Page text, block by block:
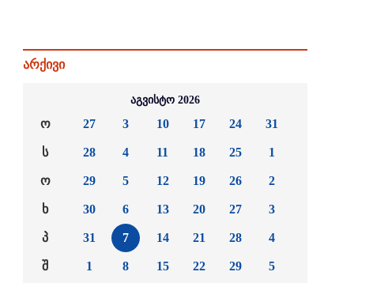
არქივი
აგვისტო 2026
ო
ს
ო
ხ
პ
შ
27
28
29
30
31
1
3
4
5
6
7
8
10
11
12
13
14
15
17
18
19
20
21
22
24
25
26
27
28
29
31
1
2
3
4
5